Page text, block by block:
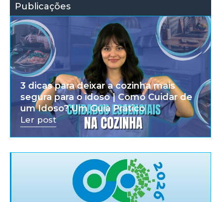
Publicações
3 dicas para deixar a cozinha mais
segura para o idoso | Como Cuidar de
um Idoso? Um Guia Prático
Ler post